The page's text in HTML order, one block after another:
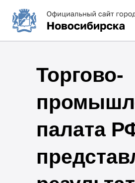
Торгово-
палата